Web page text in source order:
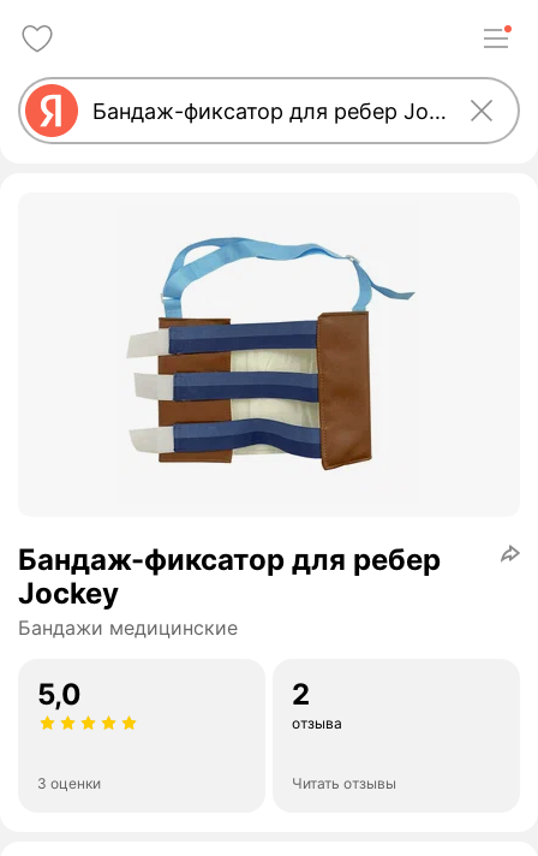
Бандаж-фиксатор для ребер
Jockey
Бандажи медицинские
5,0
3 оценки
2
отзыва
Читать отзывы